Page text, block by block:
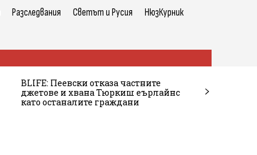
Разследвания Светът и Русия НюзКурник
BLIFE: Пеевски отказа частните
джетове и хвана Тюркиш еърлайнс
като останалите граждани